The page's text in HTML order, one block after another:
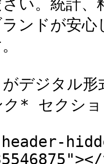
い。統計
ンドが安
デジタル
* セクショ